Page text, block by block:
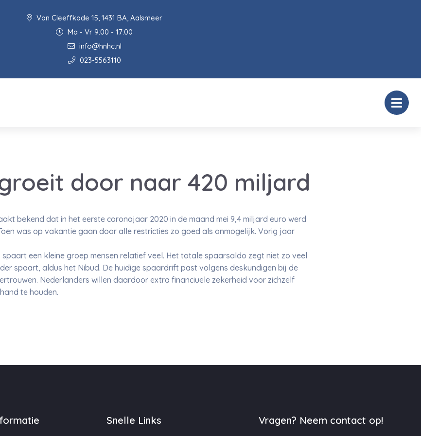
Van Cleeffkade 15, 1431 BA, Aalsmeer
Ma - Vr 9:00 - 17:00
info@hnhc.nl
023-5563110
door naar 420 miljard
bekend dat in het eerste coronajaar 2020 in de maand mei 9,4 miljard euro werd
was op vakantie gaan door alle restricties zo goed als onmogelijk. Vorig jaar
een kleine groep mensen relatief veel. Het totale spaarsaldo zegt niet zo veel
spaart, aldus het Nibud. De huidige spaardrift past volgens deskundigen bij de
Nederlanders willen daardoor extra financiuele zekerheid voor zichzelf
te houden.
Snelle Links Vragen? Neem contact op!